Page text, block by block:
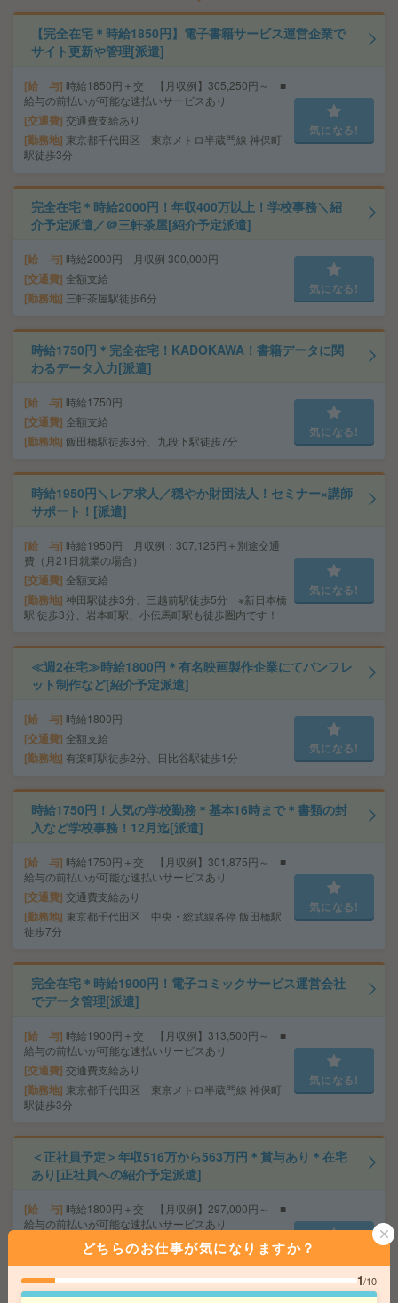
【完全在宅＊時給1850円】電子書籍サービス運営企業で
サイト更新や管理[派遣]
給 与 時給1850円＋交 【月収例】305,250円～ ■
給与の前払いが可能な速払いサービスあり
交通費 交通費支給あり
勤務地 東京都千代田区 東京メトロ半蔵門線 神保町
駅徒歩3分
気になる!
完全在宅＊時給2000円！年収400万以上！学校事務＼紹
介予定派遣／＠三軒茶屋[紹介予定派遣]
給 与 時給2000円 月収例 300,000円
交通費 全額支給
勤務地 三軒茶屋駅徒歩6分
気になる!
時給1750円＊完全在宅！KADOKAWA！書籍データに関
わるデータ入力[派遣]
給 与 時給1750円
交通費 全額支給
勤務地 飯田橋駅徒歩3分、九段下駅徒歩7分
気になる!
時給1950円＼レア求人／穏やか財団法人！セミナー×講師
サポート！[派遣]
給 与 時給1950円 月収例：307,125円＋別途交通
費（月21日就業の場合）
交通費 全額支給
勤務地 神田駅徒歩3分、三越前駅徒歩5分 ※新日本橋
駅 徒歩3分、岩本町駅、小伝馬町駅も徒歩圏内です！
気になる!
≪週2在宅≫時給1800円＊有名映画製作企業にてパンフレ
ット制作など[紹介予定派遣]
給 与 時給1800円
交通費 全額支給
勤務地 有楽町駅徒歩2分、日比谷駅徒歩1分
気になる!
時給1750円！人気の学校勤務＊基本16時まで＊書類の封
入など学校事務！12月迄[派遣]
給 与 時給1750円＋交 【月収例】301,875円～ ■
給与の前払いが可能な速払いサービスあり
交通費 交通費支給あり
勤務地 東京都千代田区 中央・総武線各停 飯田橋駅
徒歩7分
気になる!
完全在宅＊時給1900円！電子コミックサービス運営会社
でデータ管理[派遣]
給 与 時給1900円＋交 【月収例】313,500円～ ■
給与の前払いが可能な速払いサービスあり
交通費 交通費支給あり
勤務地 東京都千代田区 東京メトロ半蔵門線 神保町
駅徒歩3分
気になる!
＜正社員予定＞年収516万から563万円＊賞与あり＊在宅
あり[正社員への紹介予定派遣]
給 与 時給1800円＋交 【月収例】297,000円～ ■
給与の前払いが可能な速払いサービスあり
交通費支給あり
勤務地 東京都千代田区 東京メトロ東西線 竹橋駅徒
歩3分、東京メトロ半蔵門線 神保町駅徒歩7分
気になる!
どちらのお仕事が気になりますか？
1/10